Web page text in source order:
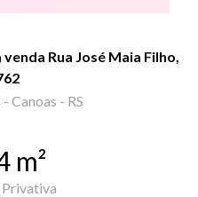
Rua José Maia Filho,
Canoas - RS
m²